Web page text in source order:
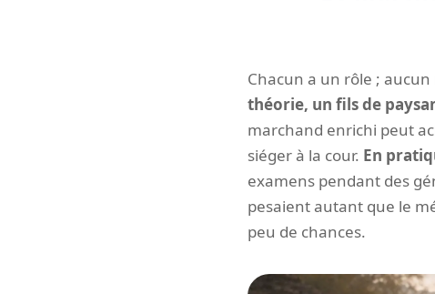
Chacun a un rôle ;
théorie, un fils de
marchand enrichi peut
siéger à la cour. En
examens pendant des
pesaient autant que le
peu de chances.